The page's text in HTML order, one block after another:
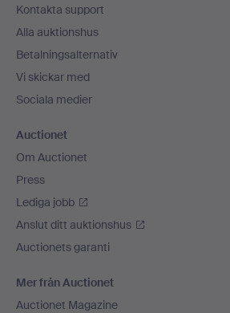
Kontakta support
Alla auktionshus
Betalningsalternativ
Vi skickar med
Sociala medier
Auctionet
Om Auctionet
Press
Lediga jobb
Anslut ditt auktionshus
Auctionets garanti
Mer från Auctionet
Auctionet Magazine